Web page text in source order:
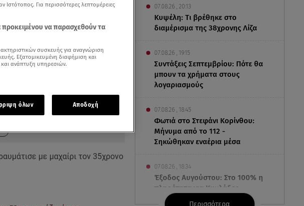
07.08.26 , 20:13
Κυψέλη: Tι βρέθηκε στο
διαμέρισμα της 38χρονης Λίζα
07.08.26 , 19:15
Συντάξεις Σεπτεμβρίου: Πότε θα
μπουν τα χρήματα στους
λογαριασμούς
07.08.26 , 18:45
Φωτιά στο Στεφάνι Κορίνθου:
Μήνυμα από το 112 -
Σηκώθηκαν εναέρια μέσα
07.08.26 , 18:34
Έξοδος Αυγούστου: Στο 100% η
πληρότητα για Κυκλάδες
Περισσότερα
αναζήτησης
με μαχαίρι τον 35χρονο
Ιστότοπος. Για περισσότερες λεπτομέρειες
προκειμένου να παρασχεθούν τα
συσκευής για αναγνώριση
Εξατομικευμένη διαφήμιση και
ανάπτυξη υπηρεσιών.
όλων Αποδοχή